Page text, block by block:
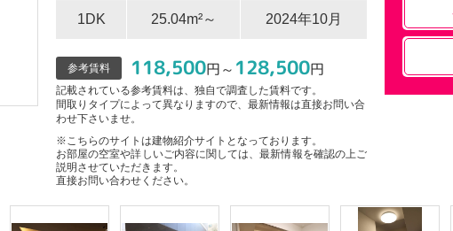
1DK 25.04m²～ 2024年10月
参考賃料 118,500円～ 128,500円
記載されている参考賃料は、独自で調査した賃料です。
間取りタイプによって異なりますので、最新情報は直接お問い合
わせ下さいませ。
※こちらのサイトは建物紹介サイトとなっております。
お部屋の空室や詳しいご内容に関しては、最新情報を確認の上ご
説明させていただきます。
直接お問い合わせください。